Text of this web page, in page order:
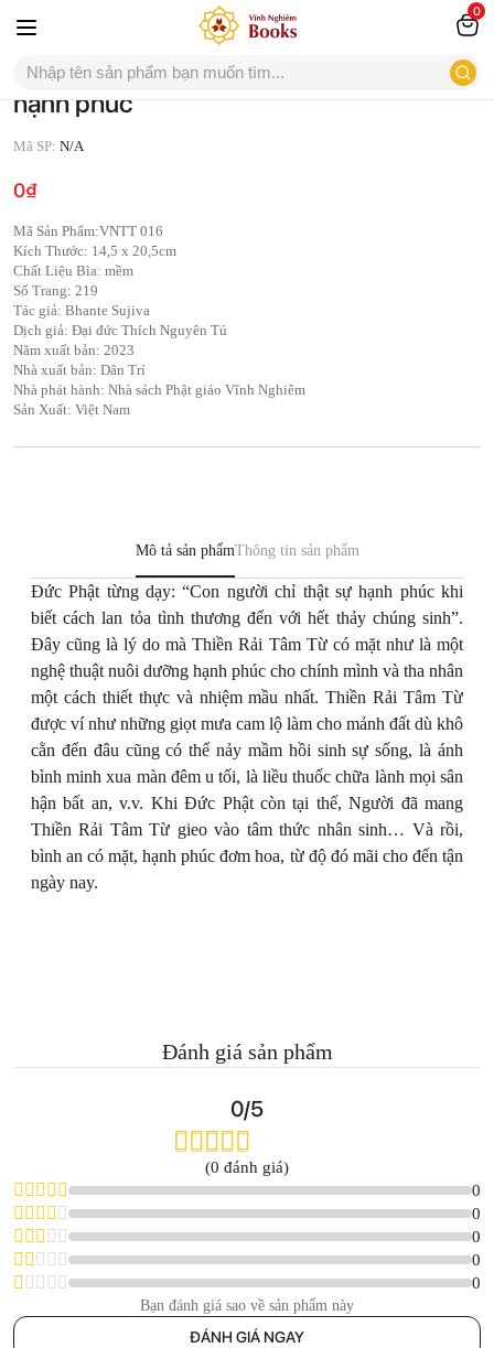
0
Thiền rải tâm từ – Nghệ thuật nuôi dưỡng
hạnh phúc
Mã SP: N/A
0₫
Mã Sản Phẩm:VNTT 016
Kích Thước: 14,5 x 20,5cm
Chất Liệu Bìa: mềm
Số Trang: 219
Tác giả: Bhante Sujiva
Dịch giả: Đại đức Thích Nguyên Tú
Năm xuất bản: 2023
Nhà xuất bản: Dân Trí
Nhà phát hành: Nhà sách Phật giáo Vĩnh Nghiêm
Sản Xuất: Việt Nam
Mô tả sản phẩmThông tin sản phẩm
Đức Phật từng dạy: “Con người chỉ thật sự hạnh phúc khi
biết cách lan tỏa tình thương đến với hết thảy chúng sinh”.
Đây cũng là lý do mà Thiền Rải Tâm Từ có mặt như là một
nghệ thuật nuôi dưỡng hạnh phúc cho chính mình và tha nhân
một cách thiết thực và nhiệm mầu nhất. Thiền Rải Tâm Từ
được ví như những giọt mưa cam lộ làm cho mảnh đất dù khô
cằn đến đâu cũng có thể nảy mầm hồi sinh sự sống, là ánh
bình minh xua màn đêm u tối, là liều thuốc chữa lành mọi sân
hận bất an, v.v. Khi Đức Phật còn tại thế, Người đã mang
Thiền Rải Tâm Từ gieo vào tâm thức nhân sinh… Và rồi,
bình an có mặt, hạnh phúc đơm hoa, từ độ đó mãi cho đến tận
ngày nay.
Đánh giá sản phẩm
0/5
(0 đánh giá)
0
0
0
0
0
Bạn đánh giá sao về sản phẩm này
ĐÁNH GIÁ NGAY